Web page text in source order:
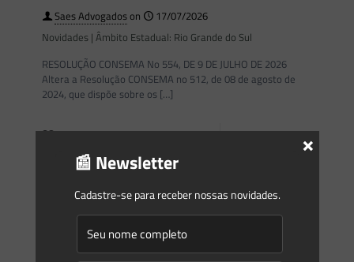
Saes Advogadoson
17/07/2026
Novidades | Âmbito Estadual: Rio Grande do Sul
RESOLUÇÃO CONSEMA No 554, DE 9 DE JULHO DE 2026
Altera a Resolução CONSEMA no 512, de 08 de agosto de
2024, que dispõe sobre os […]
0 0 Read more
Saes Advogados on
17/07/2026
Novidades | Âmbito Federal
PORTARIA FUNAI No 1.442, DE 9 DE JULHO DE 2026 Define os
procedimentos para emissão de anuência da Fundação
📰 Newsletter
Cadastre-se para receber nossas novidades.
×